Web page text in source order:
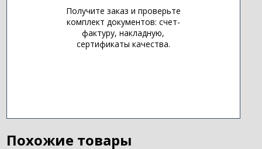
Получите заказ и проверьте
комплект документов: счет-
фактуру, накладную,
сертификаты качества.
Похожие товары